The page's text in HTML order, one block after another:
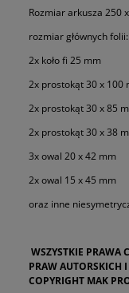
Rozmiar arkusza 250
rozmiar głównych folii:
2x koło fi 25 mm
2x prostokąt 30 x 100
2x prostokąt 30 x 85
2x prostokąt 30 x 38
3x owal 20 x 42 mm
2x owal 15 x 45 mm
oraz inne
WSZYSTKIE PRAWA
PRAW AUTORSKICH
COPYRIGHT MAK